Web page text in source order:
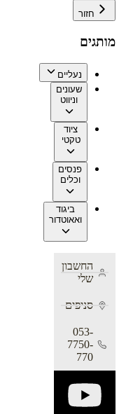
חזור
מותגים
נעליים
שעונים
וניווט
ציוד
טקטי
פנסים
וכלים
ביגוד
ואאוטדור
החשבון
שלי
סניפים
053-
7750-
770